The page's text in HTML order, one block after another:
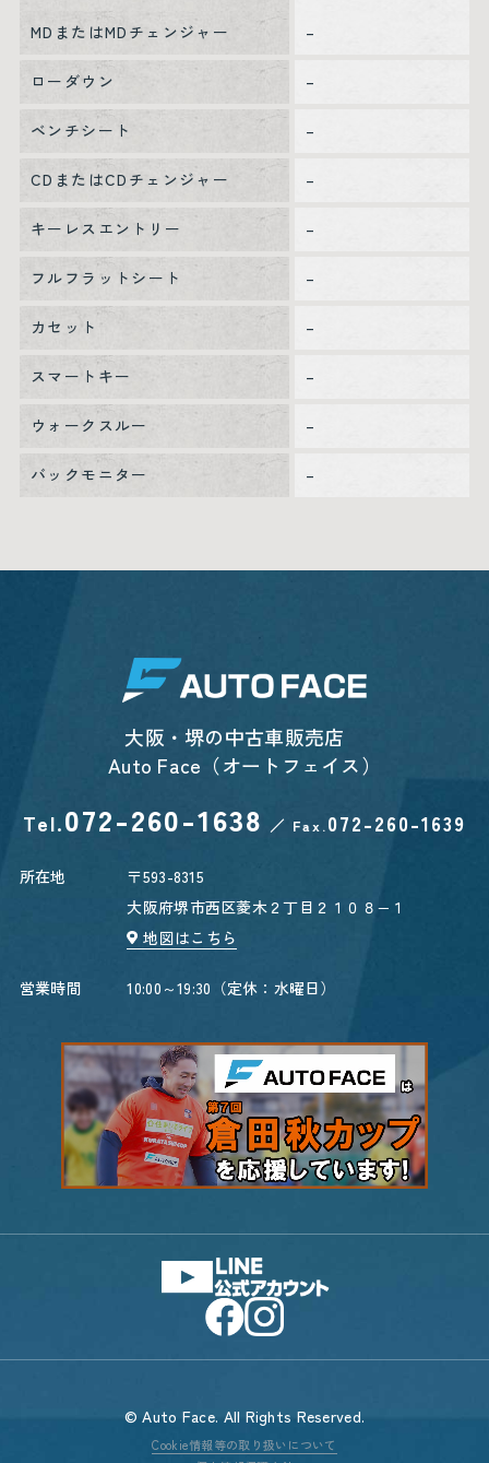
MDまたはMDチェンジャー
–
ローダウン –
ベンチシート –
CDまたはCDチェンジャー –
キーレスエントリー –
フルフラットシート –
カセット –
スマートキー –
ウォークスルー –
バックモニター –
大阪・堺の中古車販売店
Auto Face（オートフェイス）
Tel.072-260-1638 ／ Fax.072-260-1639
所在地
〒593-8315
大阪府堺市西区菱木２丁目２１０８−１
地図はこちら
営業時間 10:00～19:30（定休：水曜日）
© Auto Face. All Rights Reserved.
Cookie情報等の取り扱いについて